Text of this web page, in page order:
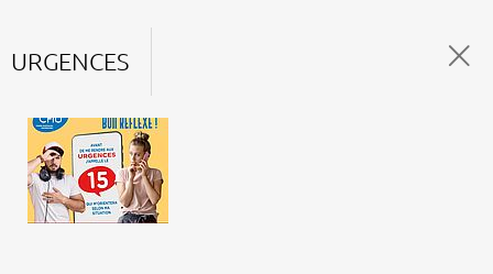
URGENCES